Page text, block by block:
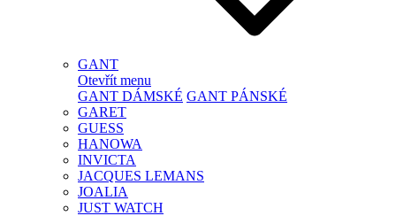
GANT
Otevřít menu
GANT DÁMSKÉ GANT PÁNSKÉ
GARET
GUESS
HANOWA
INVICTA
JACQUES LEMANS
JOALIA
JUST WATCH